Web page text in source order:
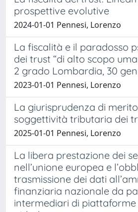
prospettive evolutive
2024-01-01 Pennesi, Lorenzo
La fiscalità e il paradosso
dei trust “di alto scopo
2 grado Lombardia, 30
2023-01-01 Pennesi, Lorenzo
La giurisprudenza di
soggettività tributaria dei
2025-01-01 Pennesi, Lorenzo
La libera prestazione dei
nell’unione europea e
trasmissione dei dati
finanziaria nazionale da
intermediari di piattaforme